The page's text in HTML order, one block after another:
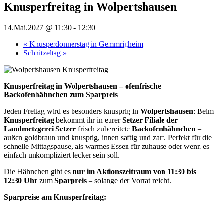
Knusperfreitag in Wolpertshausen
14.Mai.2027 @ 11:30 - 12:30
« Knusperdonnerstag in Gemmrigheim
Schnitzeltag »
Knusperfreitag in Wolpertshausen – ofenfrische
Backofenhähnchen zum Sparpreis
Jeden Freitag wird es besonders knusprig in Wolpertshausen: Beim
Knusperfreitag bekommt ihr in eurerSetzer Filiale der
Landmetzgerei Setzer frisch zubereitete Backofenhähnchen –
außen goldbraun und knusprig, innen saftig und zart. Perfekt für die
schnelle Mittagspause, als warmes Essen für zuhause oder wenn es
einfach unkompliziert lecker sein soll.
Die Hähnchen gibt es nur im Aktionszeitraum von 11:30 bis
12:30 Uhr zum Sparpreis – solange der Vorrat reicht.
Sparpreise am Knusperfreitag: